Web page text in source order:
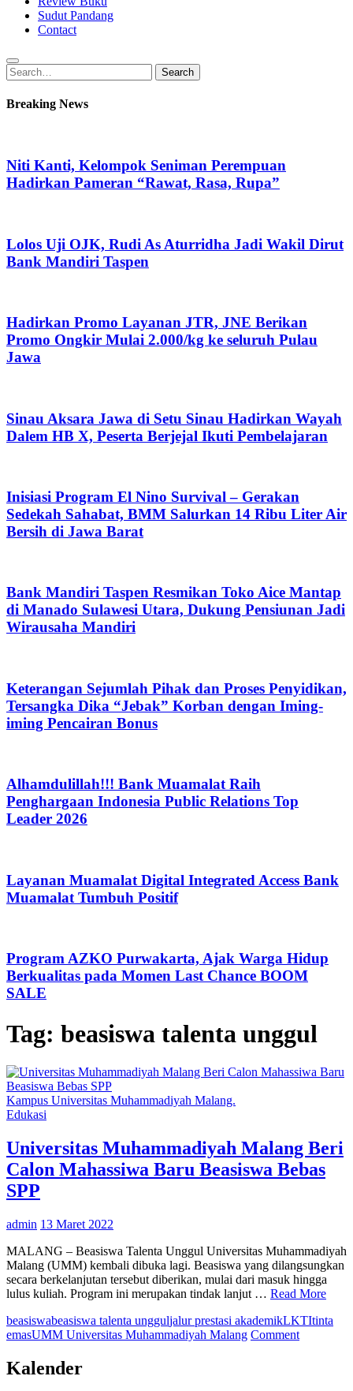
Sudut Pandang
Contact
Search
for:
Search
Breaking News
Niti Kanti, Kelompok Seniman Perempuan
Hadirkan Pameran “Rawat, Rasa, Rupa”
Lolos Uji OJK, Rudi As Aturridha Jadi Wakil Dirut
Bank Mandiri Taspen
Hadirkan Promo Layanan JTR, JNE Berikan
Promo Ongkir Mulai 2.000/kg ke seluruh Pulau
Jawa
Sinau Aksara Jawa di Setu Sinau Hadirkan Wayah
Dalem HB X, Peserta Berjejal Ikuti Pembelajaran
Inisiasi Program El Nino Survival – Gerakan
Sedekah Sahabat, BMM Salurkan 14 Ribu Liter Air
Bersih di Jawa Barat
Bank Mandiri Taspen Resmikan Toko Aice Mantap
di Manado Sulawesi Utara, Dukung Pensiunan Jadi
Wirausaha Mandiri
Keterangan Sejumlah Pihak dan Proses Penyidikan,
Tersangka Dika “Jebak” Korban dengan Iming-
iming Pencairan Bonus
Alhamdulillah!!! Bank Muamalat Raih
Penghargaan Indonesia Public Relations Top
Leader 2026
Layanan Muamalat Digital Integrated Access Bank
Muamalat Tumbuh Positif
Program AZKO Purwakarta, Ajak Warga Hidup
Berkualitas pada Momen Last Chance BOOM
SALE
Tag: beasiswa talenta unggul
Kampus Universitas Muhammadiyah Malang.
Edukasi
Universitas Muhammadiyah Malang Beri
Calon Mahassiwa Baru Beasiswa Bebas
SPP
admin 13 Maret 2022
MALANG – Beasiswa Talenta Unggul Universitas Muhammadiyah
Malang (UMM) kembali dibuka lagi. Beasiswa yang dilangsungkan
secara berkelanjutan tersebut diberikan, mulai dari masuk hingga
lulus kuliah. Program ini merupakan tindak lanjut … Read More
beasiswabeasiswa talenta ungguljalur prestasi akademikLKTItinta
emasUMM Universitas Muhammadiyah Malang Commenton
Kalender